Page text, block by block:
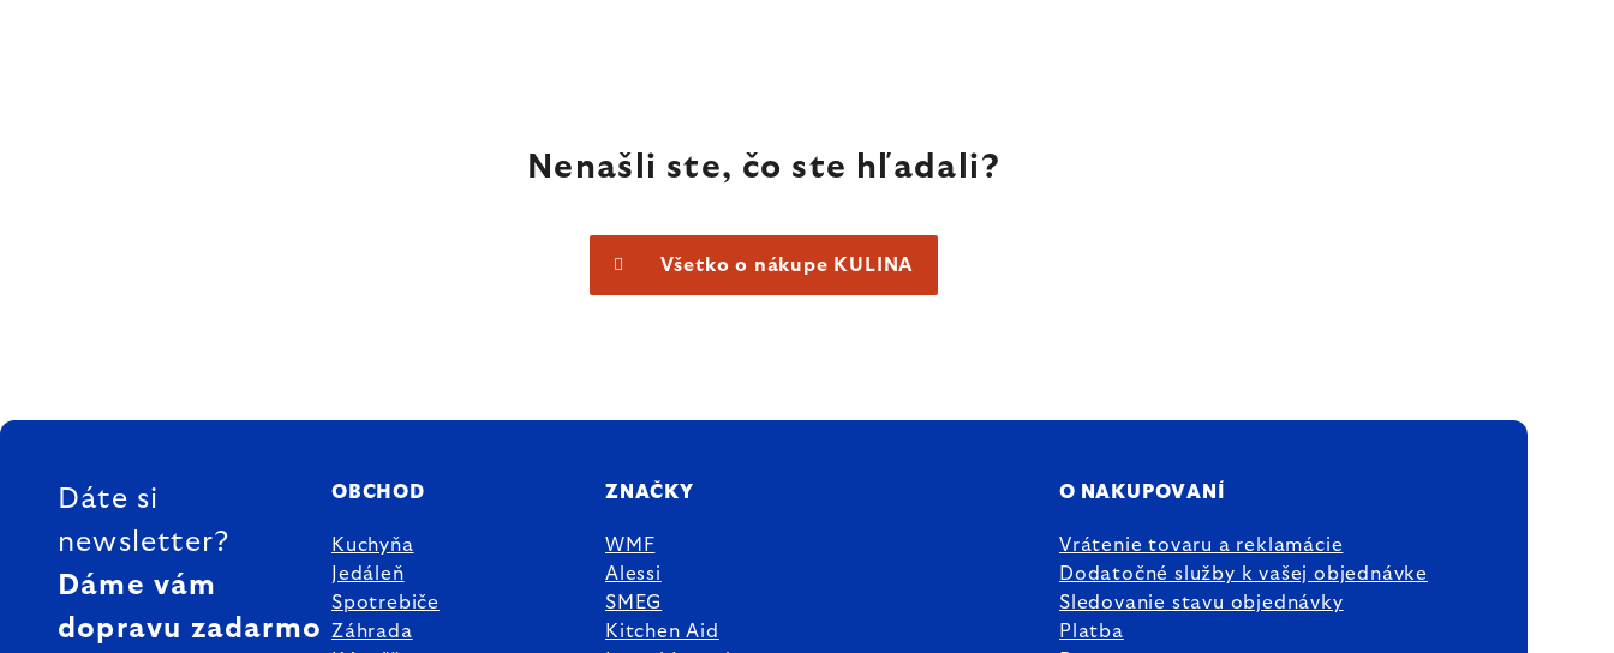
Nenašli ste, čo ste hľadali?
Všetko o nákupe KULINA
ZÁPÄTIE
Dáte si
newsletter?
Dáme vám
dopravu zadarmo
OBCHOD
Kuchyňa
Jedáleň
Spotrebiče
Záhrada
ZNAČKY
WMF
Alessi
SMEG
Kitchen Aid
O NAKUPOVANÍ
Vrátenie tovaru a reklamácie
Dodatočné služby k vašej objednávke
Sledovanie stavu objednávky
Platba